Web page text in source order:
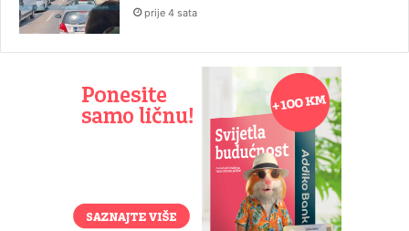
prije 4 sata